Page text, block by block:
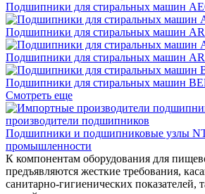
Подшипники для стиральных машин
Подшипники для стиральных машин
Подшипники для стиральных машин
Подшипники для стиральных машин
Смотреть еще
производители подшипников
Подшипники и подшипниковые узлы
промышленности
К компонентам оборудования для
предъявляются жесткие требования,
санитарно-гигиенических показателей,